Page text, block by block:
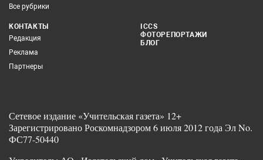
Все рубрики
КОНТАКТЫ
Редакция
Реклама
Партнеры
ICCS
ФОТОРЕПОРТАЖИ
БЛОГ
Сетевое издание «Учительская газета» 12+
Зарегистрировано Роскомнадзором 6 июля 2012 года Эл No.
ФС77-50440